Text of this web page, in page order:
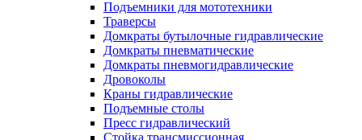
Подъемники для мототехники
Траверсы
Домкраты бутылочные гидравлические
Домкраты пневматические
Домкраты пневмогидравлические
Дровоколы
Краны гидравлические
Подъемные столы
Пресс гидравлический
Стойка трансмиссионная